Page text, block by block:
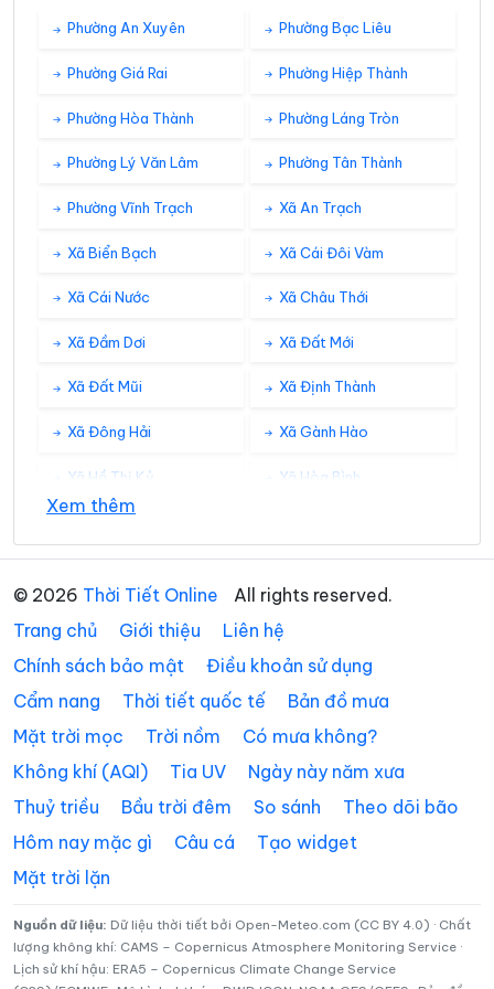
05:00 28°/33° Mây đen u ám
28° 32° Mây đen u ám
08:00 28°/ Mây đen u ám
09:00 29° Dông
35°
13:00 34°
14:00 / 34° Mưa rào nhẹ
15:00 30° /34° Dông
16:00
17:00 /33° Mây đen u ám
Phường An Xuyên Phường Bạc Liêu
Phường Giá Rai Phường Hiệp Thành
Phường Hòa Thành Phường Láng Tròn
Phường Lý Văn Lâm Phường Tân Thành
Phường Vĩnh Trạch Xã An Trạch
Xã Biển Bạch Xã Cái Đôi Vàm
Xã Cái Nước Xã Châu Thới
Xã Đầm Dơi Xã Đất Mới
Xã Đất Mũi Xã Định Thành
Xã Đông Hải Xã Gành Hào
Xã Hồ Thị Kỷ Xã Hòa Bình
Xã Khánh Hưng
Xã Khánh Lâm Xã Long Điền
Xã Lương Thế Trân Xã Nguyễn Phích
Xã Nguyễn Việt Khái Xã Ninh Quới
Xã Phong Hiệp Xã Phong Thạnh
Xã Phú Mỹ
Xã Phước Long Xã Quách Phẩm
Xã Sông Đốc Xã Tạ An Khương
Xem thêm
© 2026 Thời Tiết Online
All rights reserved.
Trang chủ
Giới thiệu
Liên hệ
Chính sách bảo mật
Điều khoản sử dụng
Cẩm nang
Thời tiết quốc tế
Bản đồ mưa
Mặt trời mọc
Trời nồm
Có mưa không?
Không khí (AQI)
Tia UV
Ngày này năm xưa
Thuỷ triều
Bầu trời đêm So sánh
Theo dõi bão
Hôm nay mặc gì
Câu cá
Tạo widget
Mặt trời lặn
Nguồn dữ liệu: Dữ liệu thời tiết bởi Open-Meteo.com (CC BY 4.0) · Chất
lượng không khí: CAMS – Copernicus Atmosphere Monitoring Service ·
Lịch sử khí hậu: ERA5 – Copernicus Climate Change Service